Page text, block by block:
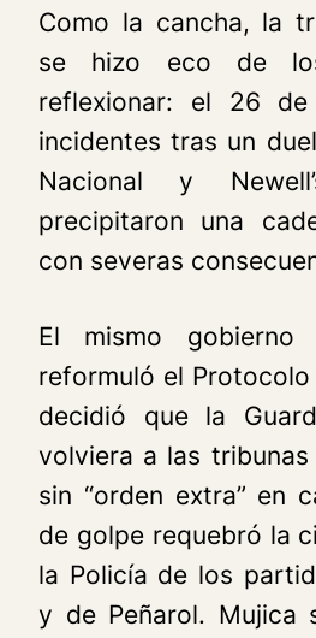
Como la cancha, la
se hizo eco de
reflexionar: el 26 de
incidentes tras un
Nacional y
precipitaron una
con severas
El mismo
reformuló el
decidió que la
volviera a las
sin “orden extra” en
de golpe requebró la
la Policía de los
y de Peñarol. Mujica